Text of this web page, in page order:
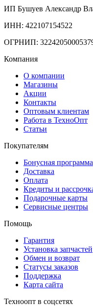
ИП Бушуев Александр
ИНН: 422107154522
ОГРНИП:
Компания
О компании
Магазины
Акции
Контакты
Оптовым клиентам
Работа в ТехноОпт
Статьи
Покупателям
Бонусная программа
Доставка
Оплата
Кредиты и
Подарочные карты
Сервисные центры
Помощь
Гарантия
Установка запчастей
Обмен и возврат
Статусы заказов
Поддержка
Карта сайта
Техноопт в соцсетях